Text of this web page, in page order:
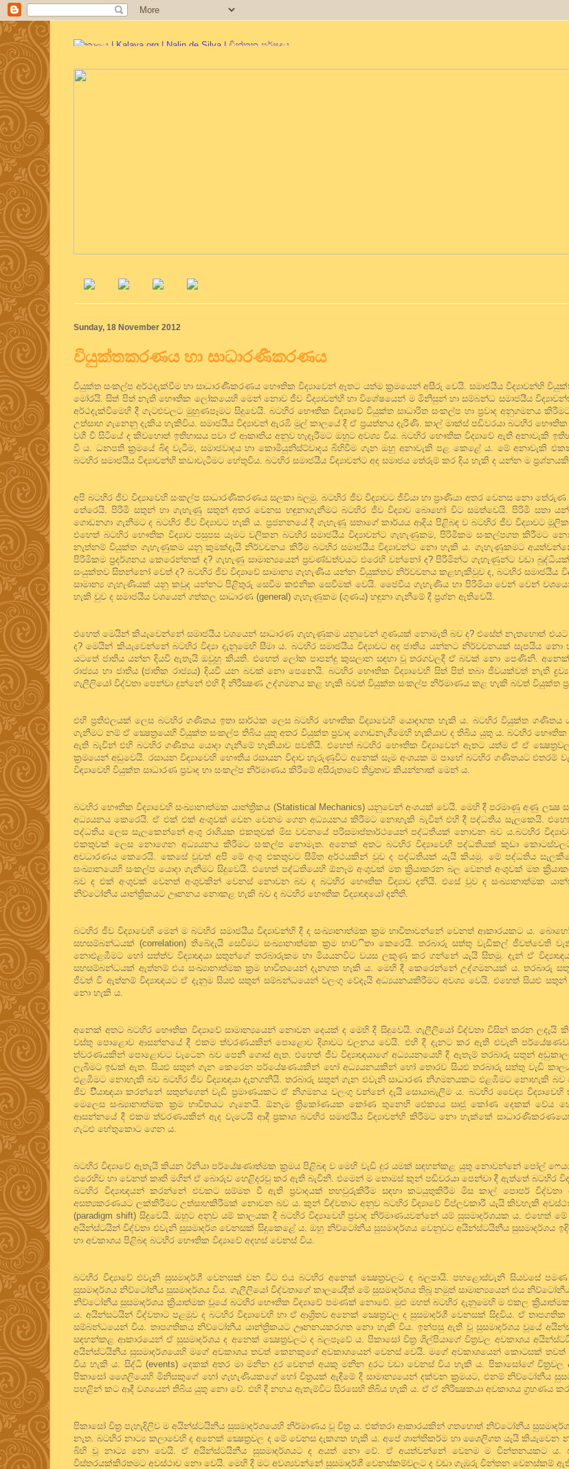
Sunday, 18 November 2012
වියුක්තකරණය හා සාධාරණීකරණය
වියුක්ත සංකල්ප අර්ථදැක්වීම හා සාධාරණීකරණය භෞතික විද්‍යාවෙන් ඈතට යත්ම ක්‍රමයෙන් අසීරු වෙයි. සමාජයීය විද්‍යාවන්හි
මෝරයි. සිත් පිත් නැති භෞතික ලෝකයෙහි මෙන් නොව ජීව විද්‍යාවන්හි හා විශේෂයෙන් ම මිනිසුන් හා සම්බන්ධ සමාජයීය
අර්ථදැක්වීමෙහි දී ගැටළුවලට මුහුණපෑමට සිදුවෙයි. බටහිර භෞතික විද්‍යාවේ වියුක්ත සාධාරිත සංකල්ප හා ප්‍රවාද අනුගමනය
උත්සාහ ගැනෙනු දැකිය හැකිවිය. සමාජයීය විද්‍යාවන් ඇරඹි මුල් කාලයේ දී ඒ ප්‍රයත්නය දැරිණි. කාල් මාක්ස් පඬිවරයා බටහිර
වශී වී සිටියේ ද කිවහොත් ඉතිහාසය පවා ඒ ආකෘතිය අනුව හැදෑරීමට ඔහුට අවශ්‍ය විය. බටහිර භෞතික විද්‍යාවේ ඇති අනාවැකි
වී ය. ධනපති ක්‍රමයේ බිඳ වැටීම, සමාජවාදය හා කොමියුනිස්ට්වාදය බිහිවීම ගැන ඔහු අනාවැකි පළ කෙළේ ය. මේ අනාවැකි
බටහිර සමාජයීය විද්‍යාවන්හි කඩාවැටීමට හේතුවිය. බටහිර සමාජයීය විද්‍යාවන්ට අද සමාජය තේරුම් කර දිය හැකි ද යන්න ම ප්‍රශ්නයකි.
අපි බටහිර ජීව විද්‍යාවෙහි සංකල්ප සාධාරණීකරණය සලකා බලමු. බටහිර ජීව විද්‍යාවට ජීවියා හා ප්‍රාණියා අතර වෙනස නො තේරුණ
තේරෙයි. පිරිමි සතුන් හා ගැහැණු සතුන් අතර වෙනස හඳුනාගැනීමට බටහිර ජීව විද්‍යාව බොහෝ විට සමත්වෙයි. පිරිමි සතා
ගොඩනගා ගැනීමට ද බටහිර ජීව විද්‍යාවට හැකි ය. ප්‍රජනනයේ දී ගැහැණු සතාගේ කාර්යය ආදිය පිළිබඳ ව බටහිර ජීව විද්‍යාවට
එහෙත් බටහිර භෞතික විද්‍යාව පසුපස යෑමට වලිකන බටහිර සමාජයීය විද්‍යාවන්ට ගැහැණුකම, පිරිමිකම සංකල්පගත කිරීමට නො
නැත්නම් වියුක්ත ගැහැණුකම යනු කුමක්දැයි නිර්වචනය කිරීම බටහිර සමාජයීය විද්‍යාවන්ට නො හැකි ය. ගැහැණුකමට
පිරිමිකම ප්‍රදර්ශනය කෙරෙන්නක් ද? ගැහැණු සාමාන්‍යයෙන් ප්‍රචණ්ඩත්වයට එරෙහි වන්නෝ ද? පිරිමින්ට ගැහැණුන්ට වඩා
සංයුක්තව සිතන්නෝ වෙත් ද? බටහිර ජීව විද්‍යාවේ සාමාන්‍ය ගැහැණිය යන්න වියුක්තව නිර්වචනය කළහැකිවුව ද, බටහිර සමාජයීය
සාමාන්‍ය ගැහැණියක් යනු කවුද යන්නට පිළිතුරු සෙවීම කළුනික සෙවීමක් වෙයි. ජෛවීය ගැහැණිය හා පිරිමියා වෙන් වෙන්
හැකි වුව ද සමාජයීය වශයෙන් ගත්කල සාධාරණ (general) ගැහැණුකම (ගුණය) හඳුනා ගැනීමේ දී ප්‍රශ්න ඇතිවෙයි.
එහෙත් මෙයින් කියැවෙන්නේ සමාජයීය වශයෙන් සාධාරණ ගැහැණුකම යනුවෙන් ගුණයක් නොමැති බව ද? එසේත් නැතහොත්
ද? මෙයින් කියැවෙන්නේ බටහිර විද්‍යා දැනුමෙහි සීමා ය. බටහිර සමාජයීය විද්‍යාවට අද ජාතිය යන්නට නිර්වචනයක් සැපයිය
යටතේ ජාතිය යන්න දියවී ඇතැයි ඔවුහු කියති. එහෙත් ලෝක පාපන්දු කුසලාන සඳහා වූ තරගවලදී ඒ බවක් නො පෙණිනි.
රාජ්‍යය හා ජාතිය (ජාතික රාජ්‍යය) දියවී යන බවක් නො පෙනෙයි. බටහිර භෞතික විද්‍යාවෙහි සිත් පිත් තබා ජීවයක්වත් නැති
ගැලීලියෝ විද්වතා පෙන්වා දුන්නේ එහි දී නිරීක්‍ෂණ උද්ගමනය කළ හැකි බවත් වියුක්ත සංකල්ප නිර්මාණය කළ හැකි බවත් වියුක්ත
එහි ප්‍රතිඵලයක් ලෙස බටහිර ගණිතය ඉතා සාර්ථක ලෙස බටහිර භෞතික විද්‍යාවෙහි යොදාගත හැකි ය. බටහිර වියුක්ත ගණිතය
ගැනීමට නම් ඒ ක්‍ෂෙත්‍රයෙහි වියුක්ත සංකල්ප තිබිය යුතු අතර වියුක්ත ප්‍රවාද ගොඩනැගීමෙහි හැකියාව ද තිබිය යුතු ය. බටහිර භෞතික
ඇති බැවින් එහි බටහිර ගණිතය යොදා ගැනීමේ හැකියාව පවතියි. එහෙත් බටහිර භෞතික විද්‍යාවෙන් ඈතට යත්ම ඒ ඒ
ක්‍රමයෙන් අඩුවෙයි. රසායන විද්‍යාවෙහි භෞතීය රසායන විදාව හැරුණුවිට අනෙක් සෑම අංශයක ම පාහේ බටහිර ගණිතයට
විඳ්‍යාවෙහි වියුක්ත සාධාරණ ප්‍රවාද හා සංකල්ප නිර්මාණය කිරීමේ අසීරුතාවේ තීව්‍රතාව කියන්නාක් මෙන් ය.
බටහිර භෞතික විද්‍යාවෙහි සංඛ්‍යානාත්මක යාන්ත්‍රිකය (Statistical Mechanics) යනුවෙන් අංශයක් වෙයි. මෙහි දී පරමාණු අණු ලක්‍ෂ
අධ්‍යයනය කෙරෙයි. ඒ එක් එක් අංශුවක් වෙන වෙනම ගෙන අධ්‍යයනය කිරීමට නොහැකි බැවින් එහි දී පද්ධතිය සැලකෙයි.
පද්ධතිය ලෙස සැලකෙන්නේ අංශු රාශියක එකතුවක් මිස වචනයේ පරිසමාප්තාර්ථයෙන් පද්ධතියක් නොවන බව ය.බටහිර
එකතුවක් ලෙස නොගෙන අධ්‍යයනය කිරීමට සංකල්ප නොමැත. අනෙක් අතට බටහිර විද්‍යාවෙහි පද්ධතියක් කුඩා
අවධාරණය කෙරෙයි. කෙසේ වුවත් අපි මේ අංශු එකතුවට සීමිත අර්ථයකින් වුව ද පද්ධතියක් යැයි කියමු. මේ පද්ධතිය
සංඛ්‍යානයෙහි සංකල්ප යොදා ගැනීමට සිදුවෙයි. එහෙත් පද්ධතියෙහි ඕනෑම අංශුවක් මත ක්‍රියාකරන බල වෙනත් අංශුවක් මත
බව ද එක් අංශුවක් වෙනත් අංශුවකින් වෙනස් නොවන බව ද බටහිර භෞතික විද්‍යාව දනියි. එසේ වුව ද සංඛ්‍යානාත්මක
නිව්ටෝනීය යාන්ත්‍රිකයට ඌනනය නොකළ හැකි බව ද බටහිර භෞතික විද්‍යාඥයෝ දනිති.
බටහිර ජීව විද්‍යාවෙහි මෙන් ම බටහිර සමාජයීය විද්‍යාවන්හි දී ද සංඛ්‍යානාත්මක ක්‍රම භාවිතාවන්නේ වෙනත් ආකාරයකට ය.
සහසම්බන්ධයක් (correlation) තිබේදැයි සෙවීමට සංඛ්‍යානාත්මක ක්‍රම භාව්ිතා කෙරෙයි. තරබාරු සත්තු වැඩිකල්
නොඑළඹීමට හෝ සත්ත්ව විද්‍යාඥයා සතුන්ගේ තරබාරුකම හා මියයනවිට වයස ලකුණු කර ගන්නේ යැයි සිතමු. දැන් ඒ
සහසම්බන්ධයක් ඇත්නම් එය සංඛ්‍යානාත්මක ක්‍රම භාවිතයෙන් දැනගත හැකි ය. මෙහි දී කෙරෙන්නේ උද්ගමනයක් ය. තරබාරු
ජීවත් වී ඇත්නම් විද්‍යාඥයට ඒ දැනුම සියළු සතුන් සම්බන්ධයෙන් වලංගු වේදැයි අධ්‍යයනයකිරීමට අවශ්‍ය වෙයි. එහෙත් සියළු
නො හැකි ය.
අනෙක් අතට බටහිර භෞතික විද්‍යාවේ සාමාන්‍යයෙන් නොවන දෙයක් ද මෙහි දී සිදුවෙයි. ගැලීලියෝ විද්වතා විසින් කරන
වස්තු පොළොව ආසන්නයේ දී එකම ත්වරණයකින් පොළොව දිශාවට චලනය වෙයි. එහි දී දැනට කර ඇති එවැනි
ත්වරණයකින් පොළොවට වැටෙන බව පෙනී ගොස් ඇත. එහෙත් ජීව විද්‍යාඥයාගේ අධ්‍යයනයෙහි දී ඇතැම් තරබාරු සතුන්
ලැබීමට ඉඩක් ඇත. සියළු සතුන් ගැන කෙරෙන පර්යේෂණයකින් හෝ අධ්‍යයනයකින් හෝ තොරව සියළු තරබාරු සත්තු වැඩි
එළඹීමට නොහැකි බව බටහිර ජීව විද්‍යාඥයා දැනගනියි. තරබාරු සතුන් ගැන එවැනි සාධාරණ නිගමනයකට එළඹීමට නොහැකි
ජීව විි්‍යාඥයා කරන්නේ සතුන්ගෙන් වැඩි ප්‍රමාණයකට ඒ නිගමනය වලංගු වන්නේ දැයි සොයාබැලීම ය. බටහිර වෛද්‍ය විද්‍යාවෙහි
මෙලෙස සංඛ්‍යානාත්මක ක්‍රම භාවිතයට ගැනෙයි. ඕනැම ත්‍රිකෝණයක කෝණ තුනෙහි ඓක්‍යය සෘජු කෝණ දෙකක් වේය
ආසන්නයේ දී එකම ත්වරණයකින් ඇද වැටෙයි ආදී ප්‍රකාශ බටහිර සමාජයීය විද්‍යාවන්හි කිරීමට නො හැක්කේ
ගැටළු හේතුකොට ගෙන ය.
බටහිර විද්‍යාවේ ඇතැයි කියන ඊනියා පර්යේෂණාත්මක ක්‍රමය පිළිබඳ ව මෙහි වැඩි දුර යමක් සඳහන්කළ යුතු නොවන්නේ පෝල්
එරෙහිව හා වෙනත් කෘති මගින් ඒ බොරුව හෙළිදරවු කර ඇති බැවිනි. එමෙන් ම තොමස් කුන් පඬිවරයා පෙන්වා දී ඇත්තේ බටහිර
බටහිර විද්‍යාඥයන් කරන්නේ එවකට සම්මත වී ඇති ප්‍රවාදයක් තහවුරුකිරීම සඳහා කටයුතුකිරීම මිස කාල් පොපර් විද්වතා
අසත්‍යකරණයට ලක්කිරීමට උත්සාහකිරීමක් නොවන බව ය. කුන් විද්වතාට අනුව බටහිර විද්‍යාවේ විප්ලවකාරී යැයි කිවහැකි
(paradigm shift) සිදුවෙයි. ඔහුට අනුව යම් කාලයක දී බටහිර විද්‍යාවෙහි ප්‍රවාද නිර්මාණයවන්නේ යම් සුසමාදර්ශයක ය. එහෙත්
අයින්ස්ටයින් විද්වතා එවැනි සුසමාදර්ශ වෙනසක් සිදුකෙළේ ය. ඔහු නිව්ටෝනීය සුසමාදර්ශය වෙනුවට අයින්ස්ටයිනීය සුසමාදර්ශය
හා අවකාශය පිළිබඳ බටහිර භෞතික විද්‍යාවේ අදහස් වෙනස් විය.
බටහිර විද්‍යාවේ එවැනි සුසමාදර්ශී වෙනසක් වන විට එය බටහිර අනෙක් ක්‍ෂෙත්‍රවලට ද බලපායි. පහළොස්වැනි සියවසේ
සුසමාදර්ශය නිව්ටෝනීය සුසමාදර්ශය විය. ගැලීලියෝ විද්වතාගේ කාලයේදීත් මේ සුසමාදර්ශය තිබූ නමුත් සාමාන්‍යයෙන් එය නිව්ටෝනීය
නිව්ටෝනීය සුසමාදර්ශය ක්‍රියාත්මක වූයේ බටහිර භෞතික විද්‍යාවේ පමණක් නොවේ. මුළු මහත් බටහිර දැනුමෙහි ම එකල
ය. අයින්සටයින් විද්වතාට පළමුව ද බටහිර විද්‍යාවෙහි හා ඒ ආශ්‍රිතව අනෙක් ක්‍ෂෙත්‍රවල ද සුසමාදර්ශී වෙනසක් සිදුවිය. ඒ තාපගතික
සම්බන්ධයෙන් විය. තාපගතිකය නිව්ටෝනීය යාන්ත්‍රිකයට ඌනනයකරගත නො හැකි විය. ඉන්පසු ඇති වූ සුසමාදර්ශය වූයේ
සඳහන්කළ ආකාරයෙන් ඒ සුසමාදර්ශය ද අනෙක් ක්‍ෂෙත්‍රවලට ද බලපෑවේ ය. පිකාසෝ චිත්‍ර ශිල්පියාගේ චිත්‍රවල අවකාශය
අයින්ස්ටයිනීය සුසමාදර්ශයෙහි මගේ අවකාශය තවත් කෙනකුගේ අවකාශයෙන් වෙනස් වෙයි. මගේ අවකාශයෙන් කොටසක්
විය හැකි ය. සිද්ධි (events) දෙකක් අතර මා මනින දුර වෙනත් අයකු මනින දුරට වඩා වෙනස් විය හැකි ය. පිකාසෝගේ චිත්‍රවල
පිකාසෝ ශෛලියෙහි මිනිසකුගේ හෝ ගැහැණියකගේ හෝ චිත්‍රයක් ඇඳීමේ දී සාමාන්‍යයෙන් දක්වන ක්‍රමයට, එනම් නිව්ටෝනීය
පහළින් කට ආදී වශයෙන් තිබිය යුතු නො වේ. එහි දී නහය ඇතැම්විට සිරසෙහි තිබිය හැකි ය. ඒ ඒ නිරීක්‍ෂකයා අවකාශය ග්‍රහණය
පිකාසෝ චිත්‍ර පැහැදිලිව ම අයින්ස්ටයිනීය සුසමාදර්ශයෙහි නිර්මාණය වූ චිත්‍ර ය. එක්තරා ආකාරයකින් ගතහොත් නිව්ටෝනීය
නැත. බටහිර නාට්‍ය කලාවෙහි ද අනෙක් ක්‍ෂෙත්‍රවල ද මේ වෙනස දැකගත හැකි ය. අපේ ශාන්තිකර්ම හා ශෛලිගත යැයි කියැවෙන
බිහි වූ නාට්‍ය නො වෙයි. ඒ අයින්ස්ටයිනීය සුසමාදර්ශයට ද අයත් නො වේ. ඒ අයත්වන්නේ වෙනම ම චින්තනයකට ය.
විස්තරයක්කිරතමට අවස්ථාව නො වෙයි. මෙහි දී මට අවශ්‍යවන්නේ සුසමාදර්ශී වෙනස්කම්වලට ද වඩා ගැඹුරු චින්තන වෙනස්කම්